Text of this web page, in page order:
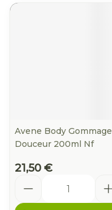
Avene Body Gommage
Douceur 200ml Nf
21,50 €